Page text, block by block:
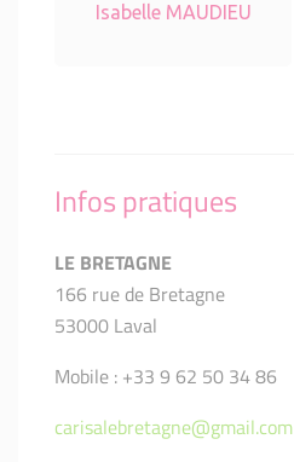
Isabelle MAUDIEU
Infos pratiques
LE BRETAGNE
166 rue de Bretagne
53000 Laval
Mobile : +33 9 62 50 34 86
carisalebretagne@gmail.com